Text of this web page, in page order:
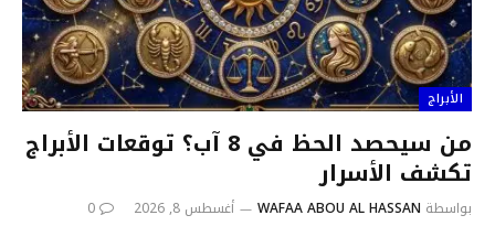
الأبراج
من سيحصد الحظ في 8 آب؟ توقعات الأبراج
تكشف الأسرار
بواسطة WAFAA ABOU AL HASSAN أغسطس 8, 2026 0